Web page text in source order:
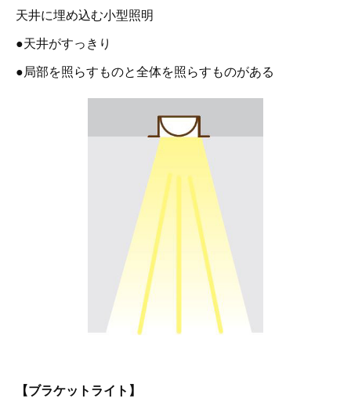
天井に埋め込む小型照明
●天井がすっきり
●局部を照らすものと全体を照らすものがある
【ブラケットライト】